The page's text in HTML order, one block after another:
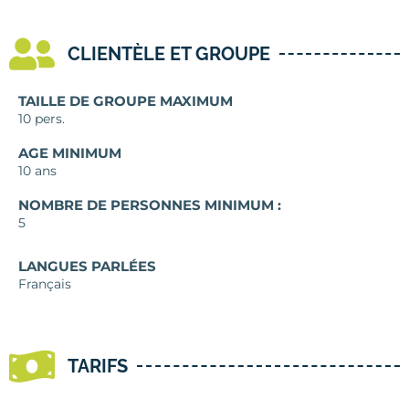
CLIENTÈLE ET GROUPE
TAILLE DE GROUPE MAXIMUM
10 pers.
AGE MINIMUM
10 ans
NOMBRE DE PERSONNES MINIMUM :
5
LANGUES PARLÉES
Français
TARIFS